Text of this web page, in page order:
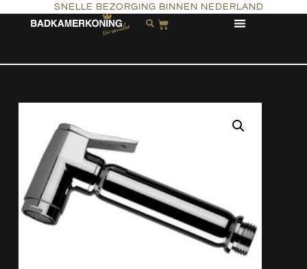
SNELLE BEZORGING BINNEN NEDERLAND